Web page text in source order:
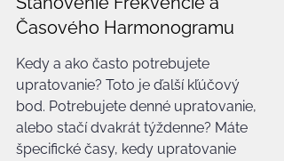
Časového Harmonogramu
Kedy a ako často potrebujete
upratovanie? Toto je ďalší kľúčový
bod. Potrebujete denné upratovanie,
alebo stačí dvakrát týždenne? Máte
špecifické časy, kedy upratovanie